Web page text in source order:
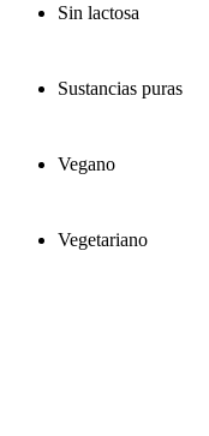
Sin lactosa
Sustancias puras
Vegano
Vegetariano